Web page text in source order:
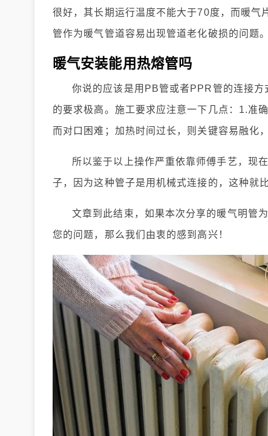
很好，其长期运行温度不能大于70度，而暖
管作为暖气管道容易出现管道老化破损的问题。
暖气安装能用热熔管吗
你说的应该是用PB管或者PPR管的连接
的要求极高。施工要求应注意一下几点：1.准
而对口困难；加热时间过长，则关键容易融化
所以鉴于以上操作严重依靠师傅手艺，现
子，因为这种管子是用机械式连接的，这种就
文章到此结束，如果本次分享的暖气明管
您的问题，那么我们由衷的感到高兴！